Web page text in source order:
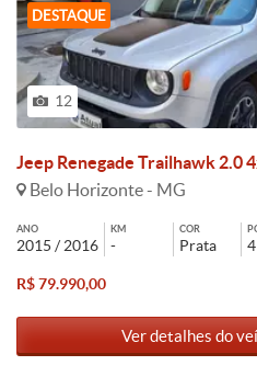
DESTAQUE
12
Jeep Renegade Trailhawk 2.0
Belo Horizonte - MG
ANO
2015 / 2016
KM
-
COR
Prata 4
R$ 79.990,00
Ver detalhes do